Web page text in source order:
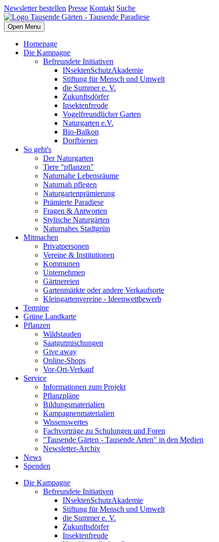
Newsletter bestellen Presse Kontakt Suche
Open Menu
Homepage
Die Kampagne
Befreundete Initiativen
INsektenSchutzAkademie
Stiftung für Mensch und Umwelt
die Summer e. V.
Zukunftsdörfer
Insektenfreude
Vogelfreundlicher Garten
Naturgarten e.V.
Bio-Balkon
Dorfbienen
So geht's
Der Naturgarten
Tiere "pflanzen"
Naturnahe Lebensräume
Naturnah pflegen
Naturgartenprämierung
Prämierte Paradiese
Fragen & Antworten
Stylische Naturgärten
Naturnahes Stadtgrün
Mitmachen
Privatpersonen
Vereine & Institutionen
Kommunen
Unternehmen
Gärtnereien
Gartenmärkte oder andere Verkaufsorte
Kleingartenvereine - Ideenwettbewerb
Termine
Grüne Landkarte
Pflanzen
Wildstauden
Saatgutmischungen
Give away
Online-Shops
Vor-Ort-Verkauf
Service
Informationen zum Projekt
Pflanzpläne
Bildungsmaterialien
Kampagnenmaterialien
Wissenswertes
Fachvorträge zu Schulungen und Foren
"Tausende Gärten - Tausende Arten" in den Medien
Newsletter-Archiv
News
Spenden
Die Kampagne
Befreundete Initiativen
INsektenSchutzAkademie
Stiftung für Mensch und Umwelt
die Summer e. V.
Zukunftsdörfer
Insektenfreude